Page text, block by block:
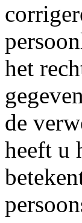
het
de
heeft u